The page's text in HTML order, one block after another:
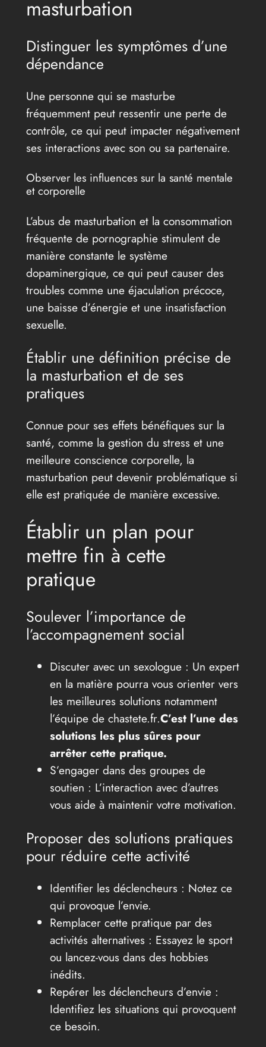
masturbation
Distinguer les symptômes d’une
dépendance
Une personne qui se masturbe
fréquemment peut ressentir une perte de
contrôle, ce qui peut impacter négativement
ses interactions avec son ou sa partenaire.
Observer les influences sur la santé mentale
et corporelle
L’abus de masturbation et la consommation
fréquente de pornographie stimulent de
manière constante le système
dopaminergique, ce qui peut causer des
troubles comme une éjaculation précoce,
une baisse d’énergie et une insatisfaction
sexuelle.
Établir une définition précise de
la masturbation et de ses
pratiques
Connue pour ses effets bénéfiques sur la
santé, comme la gestion du stress et une
meilleure conscience corporelle, la
masturbation peut devenir problématique si
elle est pratiquée de manière excessive.
Établir un plan pour
mettre fin à cette
pratique
Soulever l’importance de
l’accompagnement social
Discuter avec un sexologue : Un expert
en la matière pourra vous orienter vers
les meilleures solutions notamment
l’équipe de chastete.fr.C’est l’une des
solutions les plus sûres pour
arrêter cette pratique.
S’engager dans des groupes de
soutien : L’interaction avec d’autres
vous aide à maintenir votre motivation.
Proposer des solutions pratiques
pour réduire cette activité
Identifier les déclencheurs : Notez ce
qui provoque l’envie.
Remplacer cette pratique par des
activités alternatives : Essayez le sport
ou lancez-vous dans des hobbies
inédits.
Repérer les déclencheurs d’envie :
Identifiez les situations qui provoquent
ce besoin.